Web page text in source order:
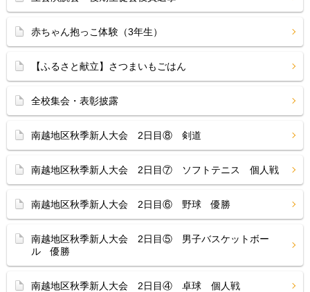
赤ちゃん抱っこ体験（3年生）
【ふるさと献立】さつまいもごはん
全校集会・表彰披露
南越地区秋季新人大会 2日目⑧ 剣道
南越地区秋季新人大会 2日目⑦ ソフトテニス 個人戦
南越地区秋季新人大会 2日目⑥ 野球 優勝
南越地区秋季新人大会 2日目⑤ 男子バスケットボー
ル 優勝
南越地区秋季新人大会 2日目④ 卓球 個人戦